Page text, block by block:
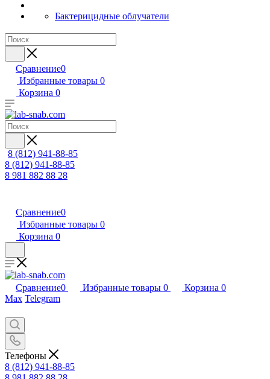
Бактерицидные облучатели
Сравнение0
Избранные товары 0
Корзина 0
8 (812) 941-88-85
8 (812) 941-88-85
8 981 882 88 28
Сравнение0
Избранные товары 0
Корзина 0
Сравнение0 Избранные товары 0 Корзина 0
Max Telegram
Телефоны
8 (812) 941-88-85